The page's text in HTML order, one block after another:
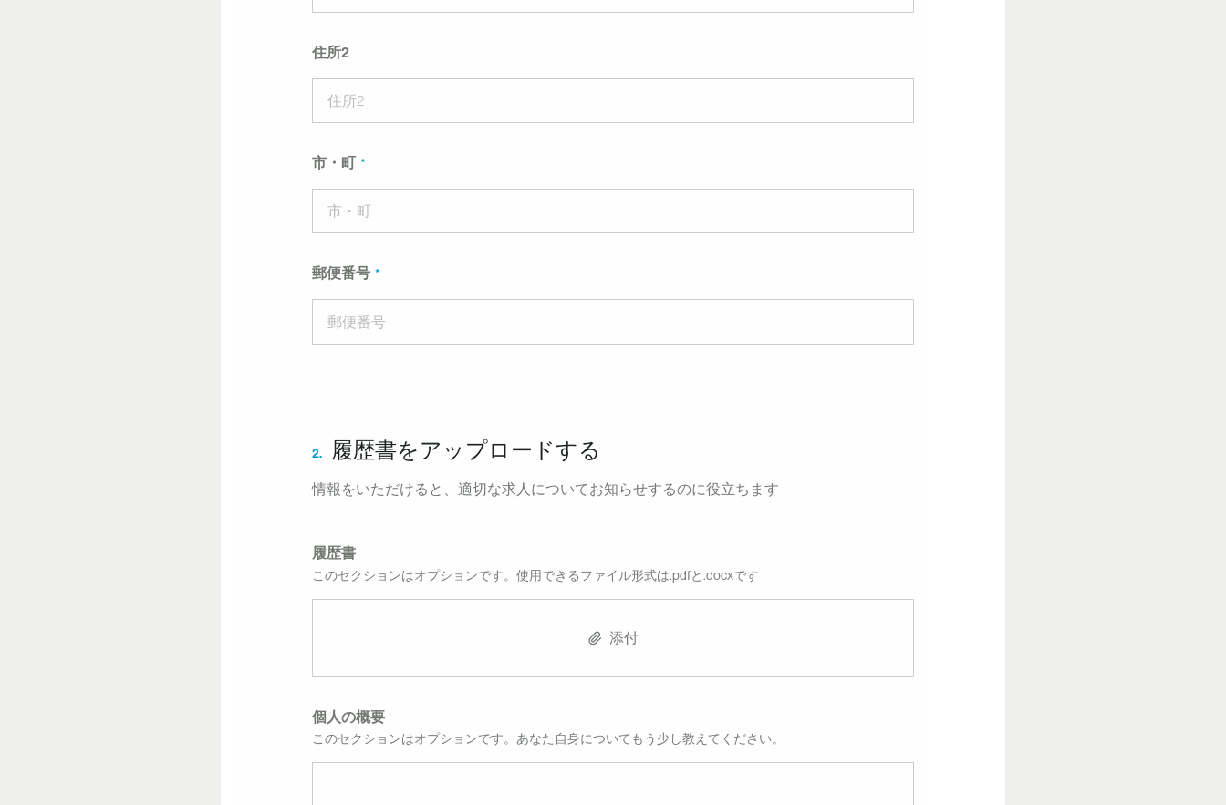
住所2
市・町
郵便番号
2. 履歴書をアップロードする
情報をいただけると、適切な求人についてお知らせするのに役立ちます
履歴書
このセクションはオプションです。使用できるファイル形式は.pdfと.docxです
添付
個人の概要
このセクションはオプションです。あなた自身についてもう少し教えてください。